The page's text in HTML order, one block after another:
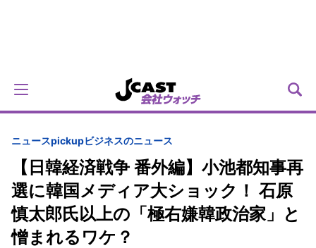
ニュースpickupビジネスのニュース
【日韓経済戦争 番外編】小池都知事再
選に韓国メディア大ショック！ 石原
慎太郎氏以上の「極右嫌韓政治家」と
憎まれるワケ？